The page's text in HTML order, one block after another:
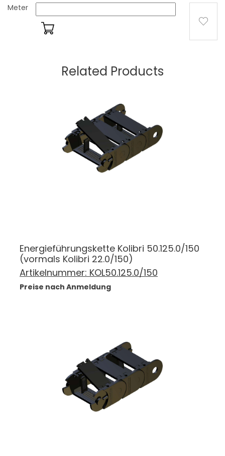
Meter
Related Products
Energieführungskette Kolibri 50.125.0/150
(vormals Kolibri 22.0/150)
Artikelnummer: KOL50.125.0/150
Preise nach Anmeldung